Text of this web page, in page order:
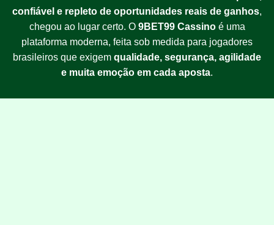
confiável e repleto de oportunidades reais de ganhos,
chegou ao lugar certo. O 9BET99 Cassinoé uma
plataforma moderna, feita sob medida para jogadores
brasileiros que exigem qualidade, segurança, agilidade
e muita emoção em cada aposta.